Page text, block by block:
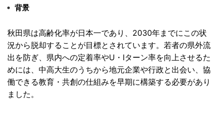
背景
秋田県は高齢化率が日本一であり、 2030年までにこの状
況から脱却することが目標とされています。若者の県外流
出を防ぎ、県内への定着率やU・ Iターン率を向上させるた
めには、 中高大生のうちから地元企業や行政と出会い、協
働できる教育・ 共創の仕組みを早期に構築する必要があり
ました。